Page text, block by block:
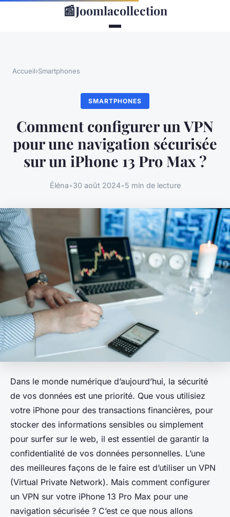
📰Joomlacollection
Accueil›Smartphones
SMARTPHONES
Comment configurer un VPN
pour une navigation sécurisée
sur un iPhone 13 Pro Max ?
Éléna•30 août 2024•5 min de lecture
Dans le monde numérique d’aujourd’hui, la sécurité
de vos données est une priorité. Que vous utilisiez
votre iPhone pour des transactions financières, pour
stocker des informations sensibles ou simplement
pour surfer sur le web, il est essentiel de garantir la
confidentialité de vos données personnelles. L’une
des meilleures façons de le faire est d’utiliser un VPN
(Virtual Private Network). Mais comment configurer
un VPN sur votre iPhone 13 Pro Max pour une
navigation sécurisée ? C’est ce que nous allons